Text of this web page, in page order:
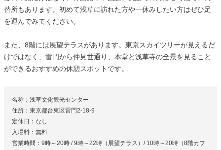
替所もあります。初めて浅草に訪れた方や一休みしたい方はぜひ足
を運んでみてください。
また、8階には展望テラスがあります。東京スカイツリーが見えるだ
けではなく、雷門から仲見世通り、本堂と浅草寺の全景を見ること
ができるおすすめの休憩スポットです。
名称：浅草文化観光センター
住所：東京都台東区雷門2-18-9
定休日：なし
入場料：無料
営業時間：9時～20時 / 9時～22時（展望テラス）/ 10時～20時（8階カフ